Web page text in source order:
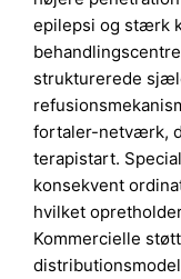
epilepsi og stærk
strukturerede
fortaler-netværk,
terapistart.
konsekvent
hvilket
Kommercielle